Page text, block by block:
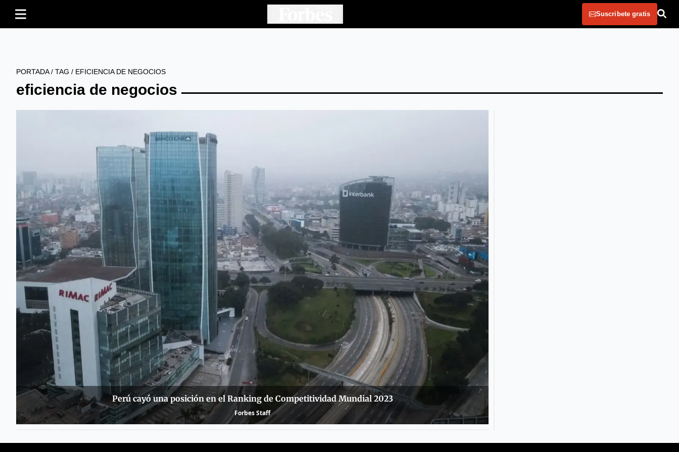
Suscribete gratis
PORTADA/ TAG / EFICIENCIA DE NEGOCIOS
eficiencia de negocios
Perú cayó una posición en el Ranking de Competitividad Mundial 2023
Forbes Staff